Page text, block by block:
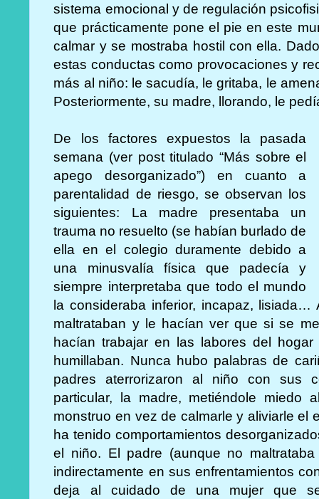
sistema emocional y de regulación
que prácticamente pone el pie en este
calmar y se mostraba hostil con ella.
estas conductas como provocaciones y
más al niño: le sacudía, le gritaba, le
Posteriormente, su madre, llorando, le
De los factores expuestos la pasada
semana (ver post titulado “Más sobre el
apego desorganizado”) en cuanto a
parentalidad de riesgo, se observan los
siguientes: La madre presentaba un
trauma no resuelto (se habían burlado de
ella en el colegio duramente debido a
una minusvalía física que padecía y
siempre interpretaba que todo el mundo
la consideraba inferior, incapaz,
maltrataban y le hacían ver que si se
hacían trabajar en las labores del
humillaban. Nunca hubo palabras de
padres aterrorizaron al niño con sus
particular, la madre, metiéndole
monstruo en vez de calmarle y aliviarle el
ha tenido comportamientos
el niño. El padre (aunque no
indirectamente en sus enfrentamientos
deja al cuidado de una mujer que